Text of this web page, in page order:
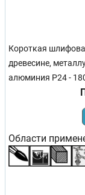
Короткая
древесине,
алюминия Р24 -
Области